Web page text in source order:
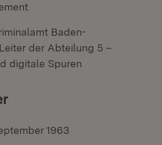
Baden-
der Abteilung 5 –
digitale Spuren
1963